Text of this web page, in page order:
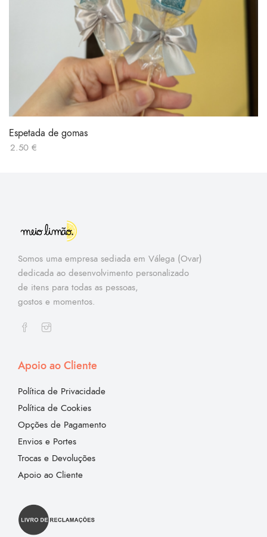
Espetada de gomas
2.50 €
Somos uma empresa sediada em Válega (Ovar)
dedicada ao desenvolvimento personalizado
de itens para todas as pessoas,
gostos e momentos.
Apoio ao Cliente
Política de Privacidade
Política de Cookies
Opções de Pagamento
Envios e Portes
Trocas e Devoluções
Apoio ao Cliente